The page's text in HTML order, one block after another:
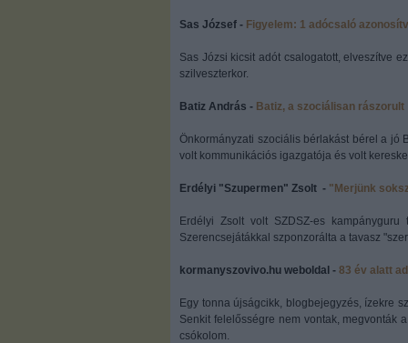
Sas József - Figyelem: 1 adócsaló
Sas Józsi kicsit adót csalogatott, elveszítve
szilveszterkor.
Batiz András - Batiz, a szociálisan rászorult
Önkormányzati szociális bérlakást bérel a jó
volt kommunikációs igazgatója és volt
Erdélyi "Szupermen" Zsolt - "Merjünk
Erdélyi Zsolt volt SZDSZ-es
Szerencsejátákkal szponzorálta a tavasz
kormanyszovivo.hu weboldal - 83 év alatt
Egy tonna újságcikk, blogbejegyzés, ízekre
Senkit felelősségre nem vontak, megvonták
csókolom.